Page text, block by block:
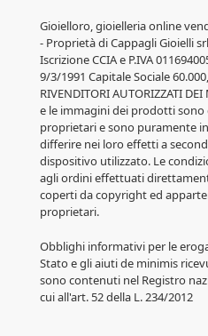
Gioielloro, gioielleria online
- Proprietà di Cappagli Gioielli
Iscrizione CCIA e P.IVA
9/3/1991 Capitale Sociale
RIVENDITORI AUTORIZZATI
e le immagini dei prodotti
proprietari e sono puramente
differire nei loro effetti a
dispositivo utilizzato. Le
agli ordini effettuati
coperti da copyright ed
proprietari.
Obblighi informativi per le
Stato e gli aiuti de minimis
sono contenuti nel Registro
cui all'art. 52 della L. 234/2012